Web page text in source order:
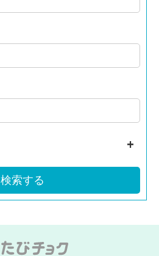
検索する